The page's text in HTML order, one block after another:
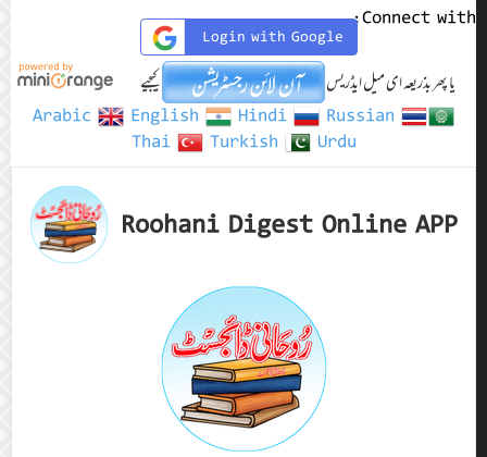
Connect with:
Login with Google
یا پھر بذریعہ ای میل ایڈریس
کیجیے
Arabic
English Hindi
Russian
Thai
Turkish Urdu
Roohani Digest Online APP